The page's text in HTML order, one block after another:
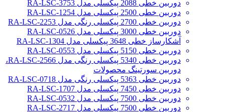
دوربین خطی 2088 پیکسلی مدل RA-LSC-3753
دوربین خطی 2500 پیکسلی مدل RA-LSC-1254
دوربین خطی 2700 پیکسلی رنگی مدل RA-LSC-2253
دوربین خطی 3000 پیکسلی مدل RA-LSC-0526
آشکارساز خطی 3648 پیکسلی مدل RA-LSC-1304
دوربین خطی 5150 پیکسلی مدل RA-LSC-0553
دوربین خطی 5340 پیکسلی رنگی مدل RA-LSC-2566،
دوربین سورتینگ محصولات
دوربین خطی 5363 پیکسلی رنگی مدل RA-LSC-0718
دوربین خطی 7450 پیکسلی مدل RA-LSC-1707
دوربین خطی 7500 پیکسلی مدل RA-LSC-0532
دوربین خطی 7500 پیکسلی مدل RA-LSC-2717